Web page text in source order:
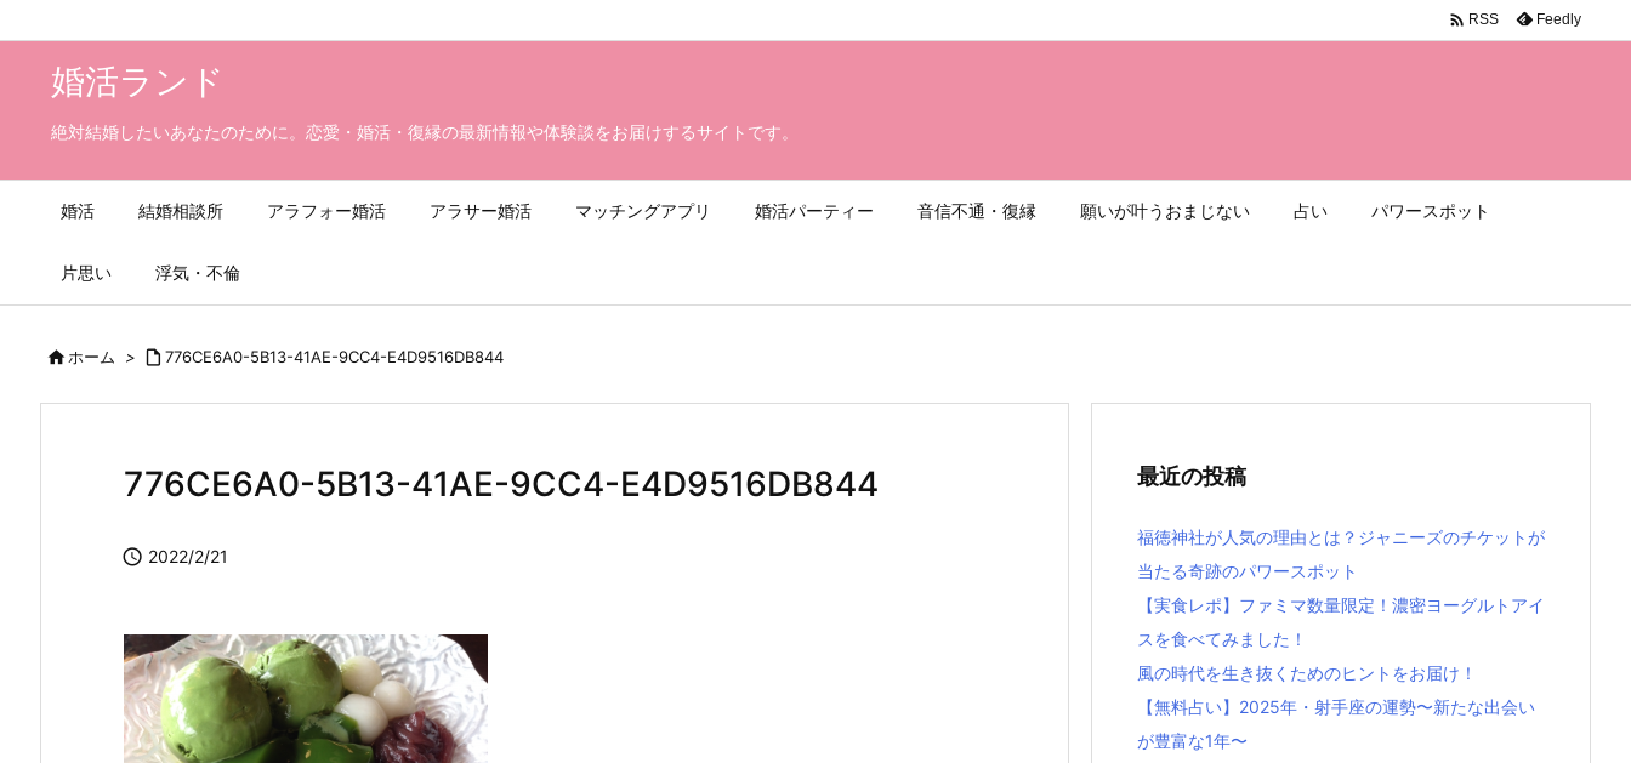
婚活ランド
絶対結婚したいあなたのために。恋愛・婚活・復縁の最新情報や体験談をお届けするサイトです。
婚活 結婚相談所 アラフォー婚活 アラサー婚活 マッチングアプリ 婚活パーティー 音信不通・復縁 願いが叶うおまじない 占い パワースポット
片思い 浮気・不倫
 RSS Feedly
ホーム >  776CE6A0-5B13-41AE-9CC4-E4D9516DB844
776CE6A0-5B13-41AE-9CC4-E4D9516DB844
 2022/2/21
最近の投稿
福徳神社が人気の理由とは？ジャニーズのチケットが
当たる奇跡のパワースポット
【実食レポ】ファミマ数量限定！濃密ヨーグルトアイ
スを食べてみました！
風の時代を生き抜くためのヒントをお届け！
【無料占い】2025年・射手座の運勢〜新たな出会い
が豊富な1年〜